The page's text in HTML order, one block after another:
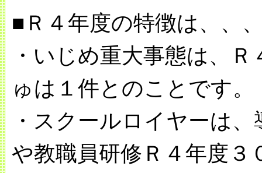
■Ｒ４年度の特徴は、、
・いじめ重大事態は、
ゅは１件とのことです。
・スクールロイヤーは
や教職員研修Ｒ４年度３